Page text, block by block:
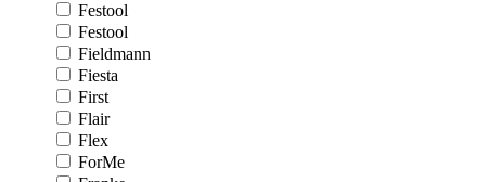
Festool
Festool
Fieldmann
Fiesta
First
Flair
Flex
ForMe